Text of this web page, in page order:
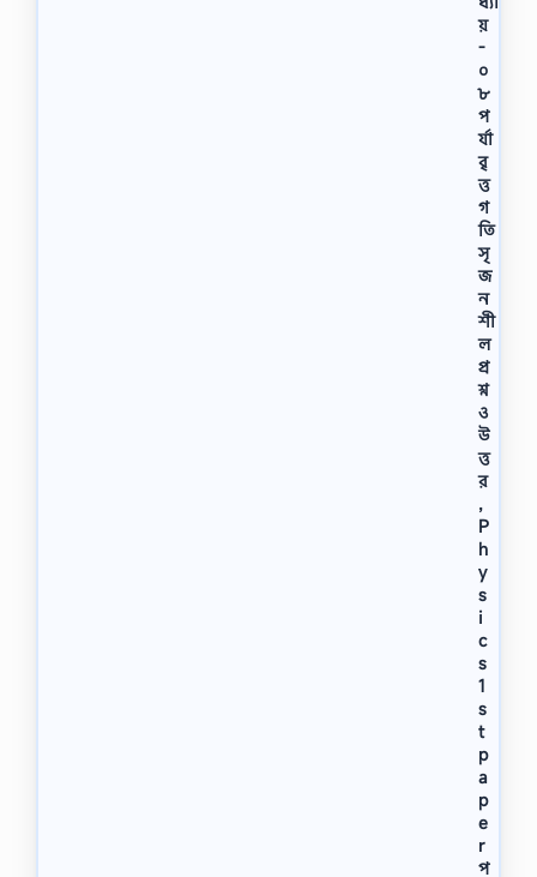
য়
-
০
৮
প
র্যা
বৃ
ত্ত
গ
তি
সৃ
জ
ন
শী
ল
প্র
শ্ন
ও
উ
ত্ত
র
,
P
h
y
s
i
c
s
1
s
t
p
a
p
e
r
প